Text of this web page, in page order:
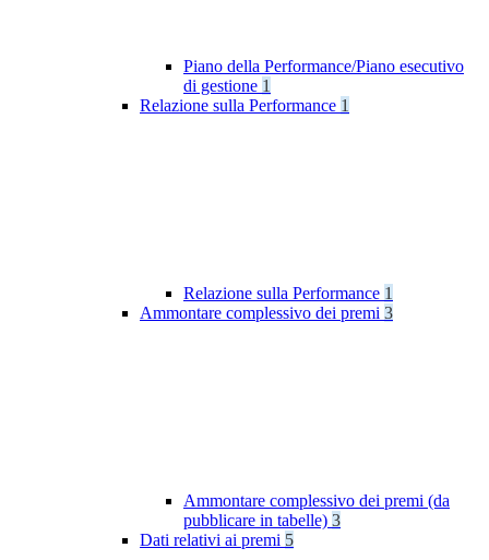
Piano della Performance/Piano esecutivo
di gestione 1
Relazione sulla Performance 1
Relazione sulla Performance 1
Ammontare complessivo dei premi 3
Ammontare complessivo dei premi (da
pubblicare in tabelle) 3
Dati relativi ai premi 5